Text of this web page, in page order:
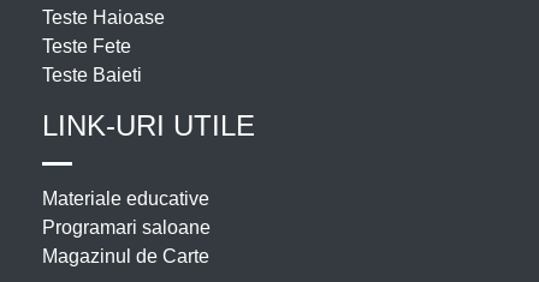
Teste Haioase
Teste Fete
Teste Baieti
LINK-URI UTILE
Materiale educative
Programari saloane
Magazinul de Carte